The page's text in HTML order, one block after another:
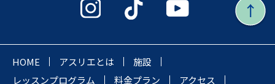
HOME アスリエとは
施設
レッスンプログラム
料金プラン
アクセス